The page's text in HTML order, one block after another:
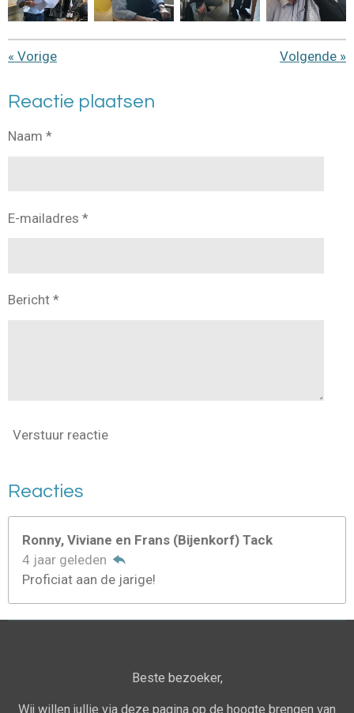
« Vorige Volgende »
Reactie plaatsen
Naam *
E-mailadres *
Bericht *
Verstuur reactie
Reacties
Ronny, Viviane en Frans (Bijenkorf) Tack
4 jaar geleden
Proficiat aan de jarige!
Beste bezoeker,
Wij willen jullie via deze pagina op de hoogte brengen van